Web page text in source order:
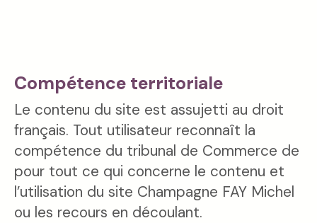
Compétence territoriale
Le contenu du site est assujetti au droit
français. Tout utilisateur reconnaît la
compétence du tribunal de Commerce de
pour tout ce qui concerne le contenu et
l’utilisation du site Champagne FAY Michel
ou les recours en découlant.